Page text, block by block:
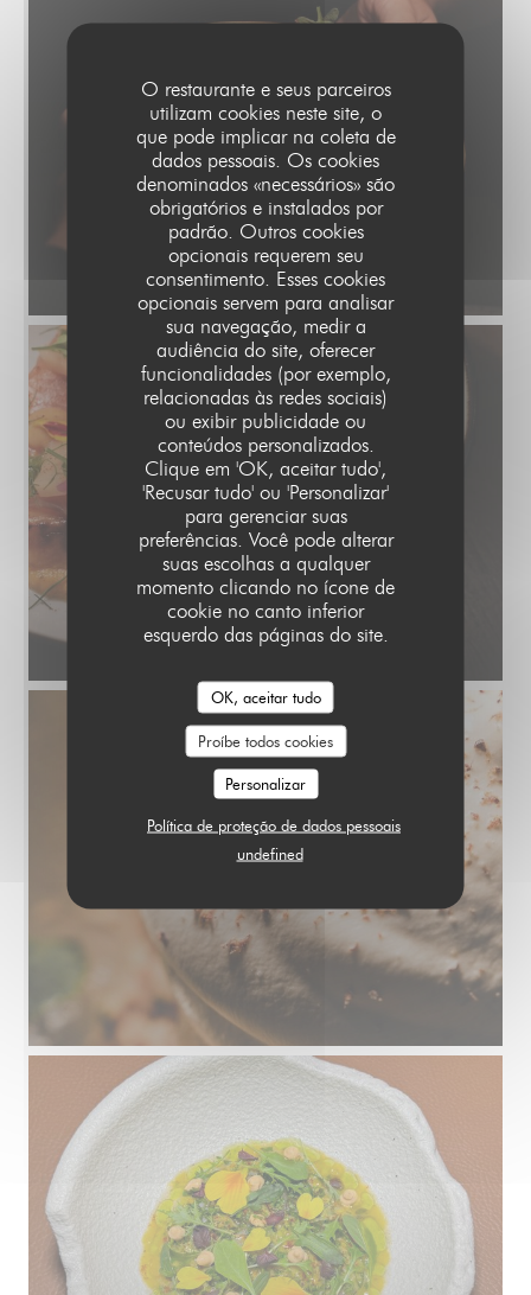
O restaurante e seus parceiros
utilizam cookies neste site, o
que pode implicar na coleta de
dados pessoais. Os cookies
denominados «necessários» são
obrigatórios e instalados por
padrão. Outros cookies
opcionais requerem seu
consentimento. Esses cookies
opcionais servem para analisar
sua navegação, medir a
audiência do site, oferecer
funcionalidades (por exemplo,
relacionadas às redes sociais)
ou exibir publicidade ou
conteúdos personalizados.
Clique em 'OK, aceitar tudo',
'Recusar tudo' ou 'Personalizar'
para gerenciar suas
preferências. Você pode alterar
suas escolhas a qualquer
momento clicando no ícone de
cookie no canto inferior
esquerdo das páginas do site.
OK, aceitar tudo
Proíbe todos cookies
Personalizar
Política de proteção de dados pessoais
undefined